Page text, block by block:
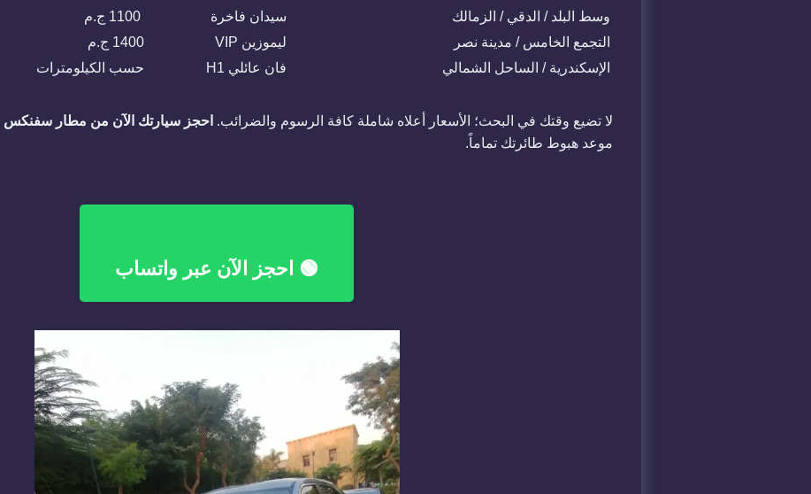
وسط البلد / الدقي / الزمالك
سيدان فاخرة
التجمع الخامس / مدينة نصر
ليموزين VIP 1400 ج.م
الإسكندرية / الساحل الشمالي
فان عائلي H1 حسب الكيلومترات
لا تضيع وقتك في البحث؛ الأسعار أعلاه شاملة كافة الرسوم والضرائب. احجز سيارتك الآن من مطار سفنكس
موعد هبوط طائرتك تماماً.
🟢 احجز الآن عبر واتساب